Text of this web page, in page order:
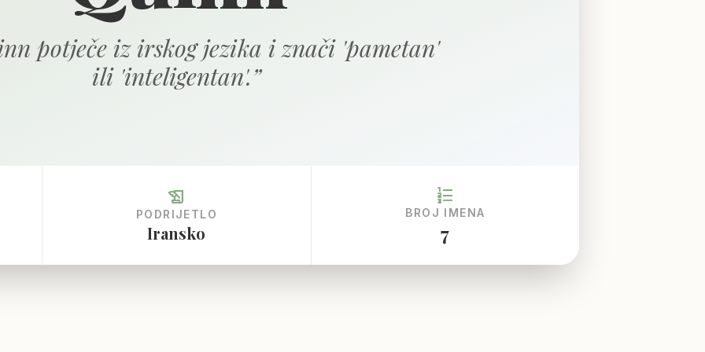
potječe iz irskog jezika i znači 'pametan'
ili 'inteligentan'.”
history_edu
PODRIJETLO
Iransko
format_list_numbered
BROJ IMENA
7